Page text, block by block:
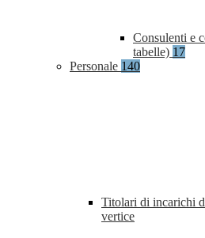
Consulenti e
tabelle) 17
Personale 140
Titolari di incarichi
vertice